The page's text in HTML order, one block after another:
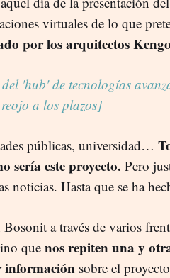
virtuales de lo que
por los arquitectos
'hub' de tecnologías
a los plazos]
públicas, universidad…
sería este proyecto. Pero
noticias. Hasta que se ha
a través de varios
que nos repiten una y
información sobre el